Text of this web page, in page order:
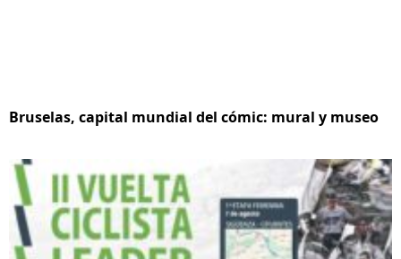
Bruselas, capital mundial del cómic: mural y museo